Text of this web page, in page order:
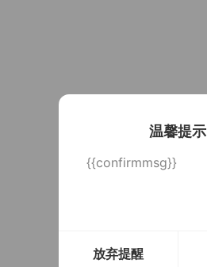
温馨提示
{{confirmmsg}}
放弃提醒